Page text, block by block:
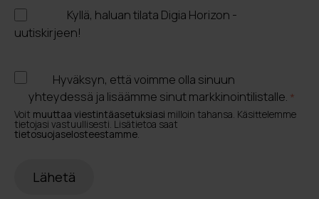
Kyllä, haluan tilata Digia Horizon -
uutiskirjeen!
Hyväksyn, että voimme olla sinuun
yhteydessä ja lisäämme sinut markkinointilistalle. *
Voit muuttaa viestintäasetuksiasi milloin tahansa. Käsittelemme
tietojasi vastuullisesti. Lisätietoa saat
tietosuojaselosteestamme.